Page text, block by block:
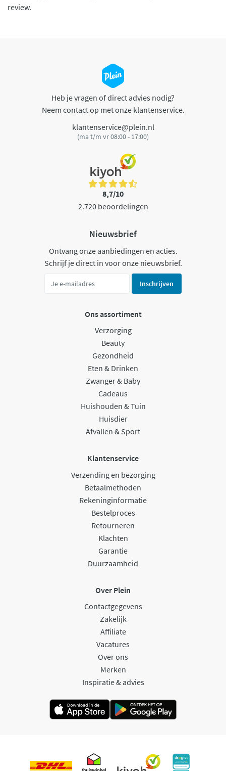
review.
Heb je vragen of direct advies nodig?
Neem contact op met onze klantenservice.
klantenservice@plein.nl
(ma t/m vr 08:00 - 17:00)
8,7/10
2.720 beoordelingen
Nieuwsbrief
Ontvang onze aanbiedingen en acties.
Schrijf je direct in voor onze nieuwsbrief.
Inschrijven
Ons assortiment
Verzorging
Beauty
Gezondheid
Eten & Drinken
Zwanger & Baby
Cadeaus
Huishouden & Tuin
Huisdier
Afvallen & Sport
Klantenservice
Verzending en bezorging
Betaalmethoden
Rekeninginformatie
Bestelproces
Retourneren
Klachten
Garantie
Duurzaamheid
Over Plein
Contactgegevens
Zakelijk
Affiliate
Vacatures
Over ons
Merken
Inspiratie & advies